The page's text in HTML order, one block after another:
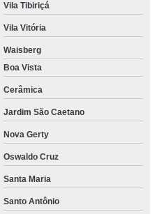
Vila Tibiriçá
Vila Vitória
Waisberg
Boa Vista
Cerâmica
Jardim São Caetano
Nova Gerty
Oswaldo Cruz
Santa Maria
Santo Antônio